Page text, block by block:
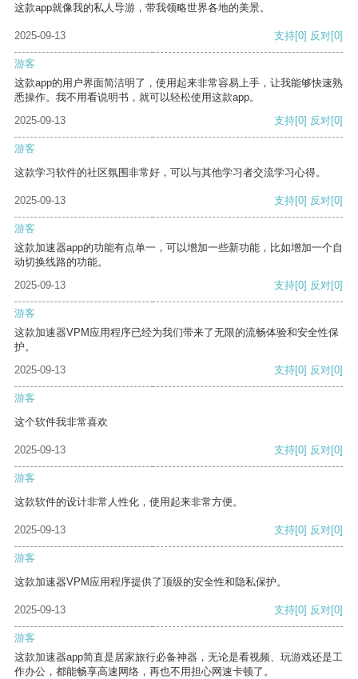
这款app就像我的私人导游，带我领略世界各地的美景。
2025-09-13 支持[0] 反对[0]
游客
这款app的用户界面简洁明了，使用起来非常容易上手，让我能够快速熟
悉操作。我不用看说明书，就可以轻松使用这款app。
2025-09-13
支持[0] 反对[0]
游客
这款学习软件的社区氛围非常好，可以与其他学习者交流学习心得。
2025-09-13 支持[0] 反对[0]
游客
这款加速器app的功能有点单一，可以增加一些新功能，比如增加一个自
动切换线路的功能。
2025-09-13
支持[0] 反对[0]
游客
这款加速器VPM应用程序已经为我们带来了无限的流畅体验和安全性保
护。
2025-09-13
支持[0] 反对[0]
游客
这个软件我非常喜欢
2025-09-13 支持[0] 反对[0]
游客
这款软件的设计非常人性化，使用起来非常方便。
2025-09-13 支持[0] 反对[0]
游客
这款加速器VPM应用程序提供了顶级的安全性和隐私保护。
2025-09-13 支持[0] 反对[0]
游客
这款加速器app简直是居家旅行必备神器，无论是看视频、玩游戏还是工
作办公，都能畅享高速网络，再也不用担心网速卡顿了。